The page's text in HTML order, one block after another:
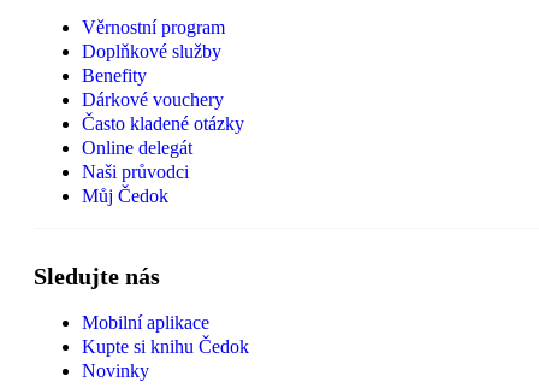
Věrnostní program
Doplňkové služby
Benefity
Dárkové vouchery
Často kladené otázky
Online delegát
Naši průvodci
Můj Čedok
Sledujte nás
Mobilní aplikace
Kupte si knihu Čedok
Novinky